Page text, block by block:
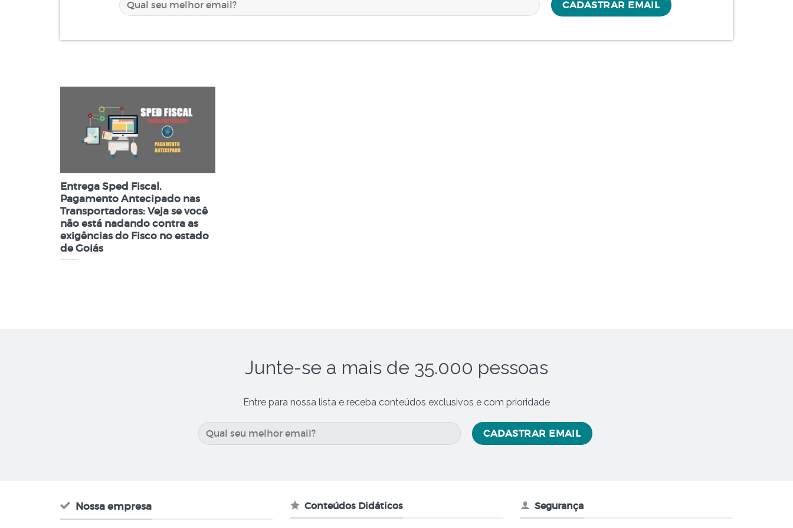
Entrega Sped Fiscal,
Pagamento Antecipado nas
Transportadoras: Veja se você
não está nadando contra as
exigências do Fisco no estado
de Goiás
Junte-se a mais de 35.000 pessoas
Entre para nossa lista e receba conteúdos exclusivos e com prioridade
Nossa empresa Conteúdos Didáticos Segurança